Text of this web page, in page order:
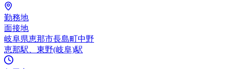
勤務地
面接地
岐阜県恵那市長島町中野
恵那駅、東野(岐阜)駅